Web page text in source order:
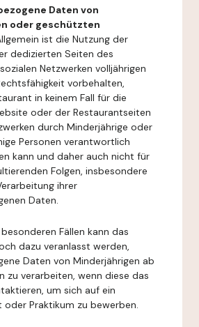
Daten von
oder geschützten
ist die Nutzung der
dedizierten Seiten des
Netzwerken volljährigen
vorbehalten,
in keinem Fall für die
oder der Restaurantseiten
durch Minderjährige oder
Personen verantwortlich
kann und daher auch nicht für
Folgen, insbesondere
ihrer
Daten.
Fällen kann das
dazu veranlasst werden,
Daten von Minderjährigen ab
zu verarbeiten, wenn diese das
um sich auf ein
Praktikum zu bewerben.